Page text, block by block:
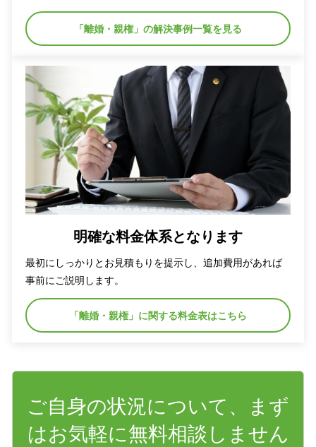
「離婚・親権」の解決事例一覧を見る
明確な料金体系となります
最初にしっかりとお見積もりを提示し、追加費用があれば
事前にご説明します。
「離婚・親権」に関する料金表はこちら
ご自身の状況について、まず
はお気軽に無料相談しません